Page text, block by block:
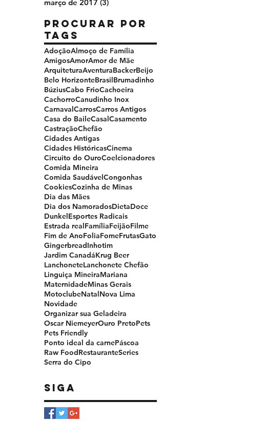
março de 2017 (3)
Procurar por
tags
AdoçãoAlmoço de Família
AmigosAmorAmor de Mãe
ArquiteturaAventuraBackerBeijo
Belo HorizonteBrasilBrumadinho
BúziusCabo FrioCachoeira
CachorroCanudinho Inox
CarnavalCarrosCarros Antigos
Casa do BaileCasalCasamento
CastraçãoChefão
Cidades Antigas
Cidades HistóricasCinema
Circuito do OuroCoelcionadores
Comida Mineira
Comida SaudávelCongonhas
CookiesCozinha de Minas
Dia das Mães
Dia dos NamoradosDietaDoce
DunkelEsportes Radicais
Estrada realFamíliaFeijãoFilme
Fim de AnoFoliaFomeFrutasGato
GingerbreadInhotim
Jardim CanadáKrug Beer
LanchoneteLanchonete Chefão
Linguiça MineiraMariana
MaternidadeMinas Gerais
MotoclubeNatalNova Lima
Novidade
Organizar sua Geladeira
Oscar NiemeyerOuro PretoPets
Pets Friendly
Ponto ideal da carnePáscoa
Raw FoodRestauranteSeries
Serra do Cipo
Siga